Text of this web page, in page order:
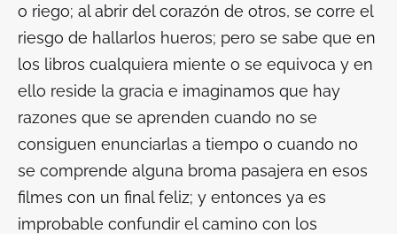
o riego; al abrir del corazón de otros, se corre el
riesgo de hallarlos hueros; pero se sabe que en
los libros cualquiera miente o se equivoca y en
ello reside la gracia e imaginamos que hay
razones que se aprenden cuando no se
consiguen enunciarlas a tiempo o cuando no
se comprende alguna broma pasajera en esos
filmes con un final feliz; y entonces ya es
improbable confundir el camino con los